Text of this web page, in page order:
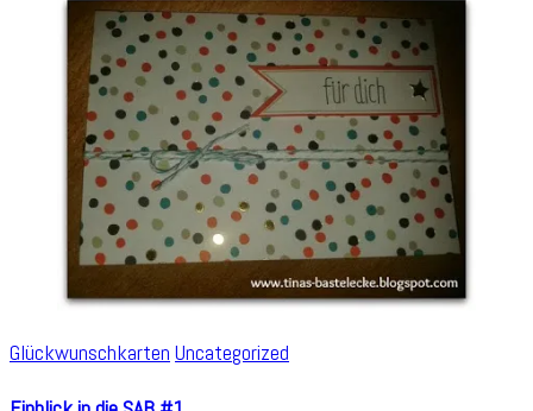
Glückwunschkarten Uncategorized